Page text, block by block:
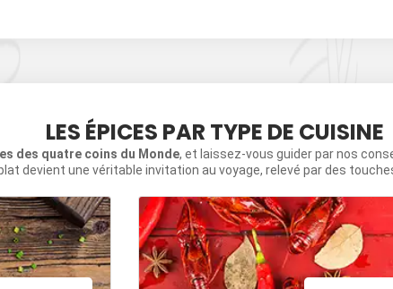
LES ÉPICES PAR TYPE DE CUISINE
des quatre coins du Monde, et laissez-vous guider par nos
devient une véritable invitation au voyage, relevé par des